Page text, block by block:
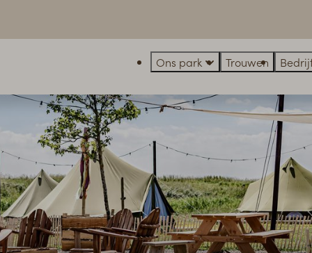
Ons park Trouwen